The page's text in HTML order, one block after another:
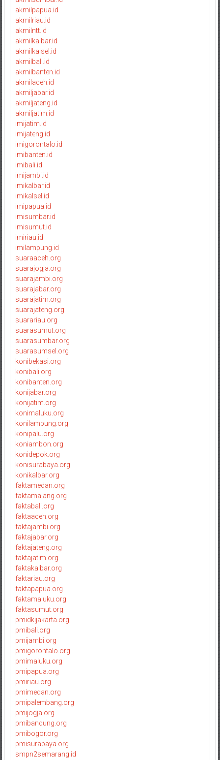
akmilpapua.id
akmilriau.id
akmilntt.id
akmilkalbar.id
akmilkalsel.id
akmilbali.id
akmilbanten.id
akmilaceh.id
akmiljabar.id
akmiljateng.id
akmiljatim.id
imijatim.id
imijateng.id
imigorontalo.id
imibanten.id
imibali.id
imijambi.id
imikalbar.id
imikalsel.id
imipapua.id
imisumbar.id
imisumut.id
imiriau.id
imilampung.id
suaraaceh.org
suarajogja.org
suarajambi.org
suarajabar.org
suarajatim.org
suarajateng.org
suarariau.org
suarasumut.org
suarasumbar.org
suarasumsel.org
konibekasi.org
konibali.org
konibanten.org
konijabar.org
konijatim.org
konimaluku.org
konilampung.org
konipalu.org
koniambon.org
konidepok.org
konisurabaya.org
konikalbar.org
faktamedan.org
faktamalang.org
faktabali.org
faktaaceh.org
faktajambi.org
faktajabar.org
faktajateng.org
faktajatim.org
faktakalbar.org
faktariau.org
faktapapua.org
faktamaluku.org
faktasumut.org
pmidkijakarta.org
pmibali.org
pmijambi.org
pmigorontalo.org
pmimaluku.org
pmipapua.org
pmiriau.org
pmimedan.org
pmipalembang.org
pmijogja.org
pmibandung.org
pmibogor.org
pmisurabaya.org
smpn2semarang.id